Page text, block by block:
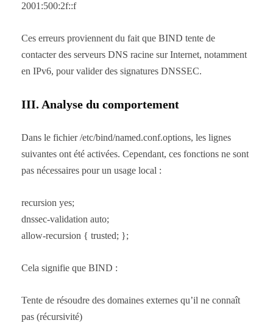
2001:500:2f::f
Ces erreurs proviennent du fait que BIND tente de
contacter des serveurs DNS racine sur Internet, notamment
en IPv6, pour valider des signatures DNSSEC.
III. Analyse du comportement
Dans le fichier /etc/bind/named.conf.options, les lignes
suivantes ont été activées. Cependant, ces fonctions ne sont
pas nécessaires pour un usage local :
recursion yes;
dnssec-validation auto;
allow-recursion { trusted; };
Cela signifie que BIND :
Tente de résoudre des domaines externes qu’il ne connaît
pas (récursivité)